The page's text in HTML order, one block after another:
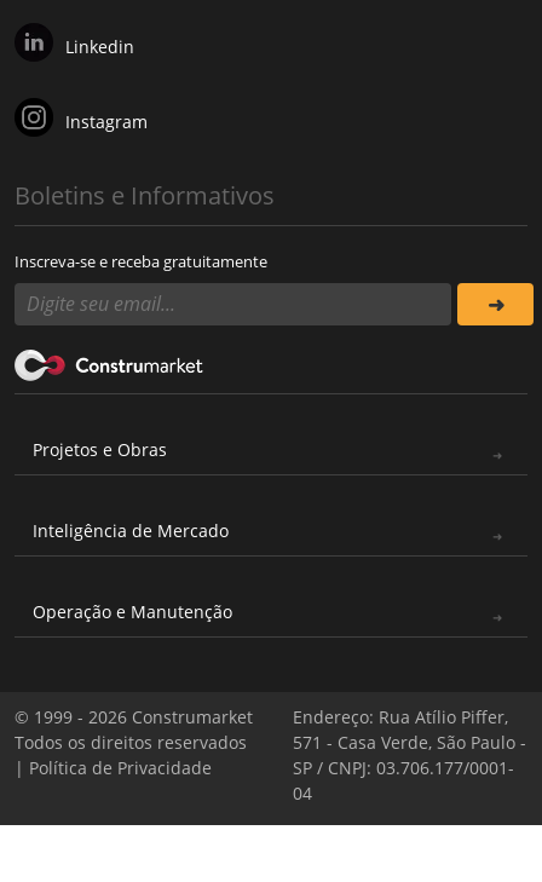
Linkedin
Instagram
Boletins e Informativos
Inscreva-se e receba gratuitamente
Projetos e Obras
Inteligência de Mercado
Operação e Manutenção
© 1999 - 2026 Construmarket
Todos os direitos reservados
| Política de Privacidade
Endereço: Rua Atílio Piffer,
571 - Casa Verde, São Paulo -
SP / CNPJ: 03.706.177/0001-
04